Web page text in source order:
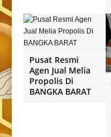
Pusat Resmi
Agen Jual Melia
Propolis Di
BANGKA BARAT